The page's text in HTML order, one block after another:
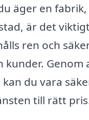
äger en
är det
ren och
kunder. Genom
du vara
till rätt